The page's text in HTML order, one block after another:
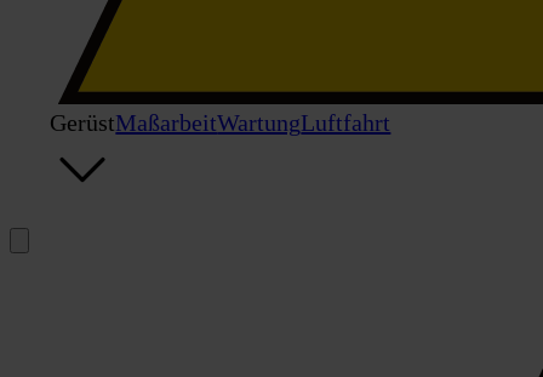
GerüstMaßarbeitWartungLuftfahrt